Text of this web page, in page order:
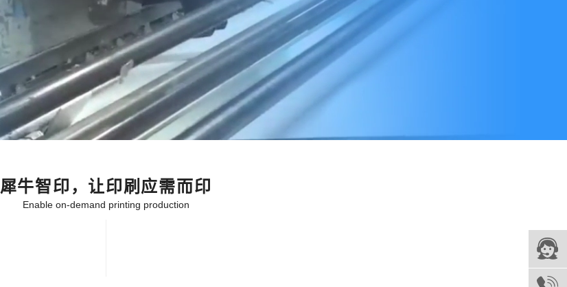
犀牛智印，让印刷应需而印
Enable on-demand printing production